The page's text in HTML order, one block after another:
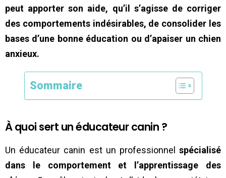
peut apporter son aide, qu’il s’agisse de corriger
des comportements indésirables, de consolider les
bases d’une bonne éducation ou d’apaiser un chien
anxieux.
Sommaire
À quoi sert un éducateur canin ?
Un éducateur canin est un professionnel spécialisé
dans le comportement et l’apprentissage des